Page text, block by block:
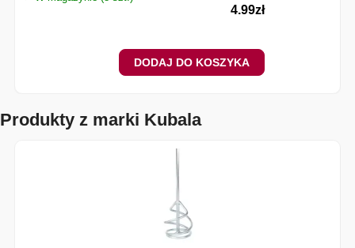
4.99zł
DODAJ DO KOSZYKA
Produkty z marki Kubala